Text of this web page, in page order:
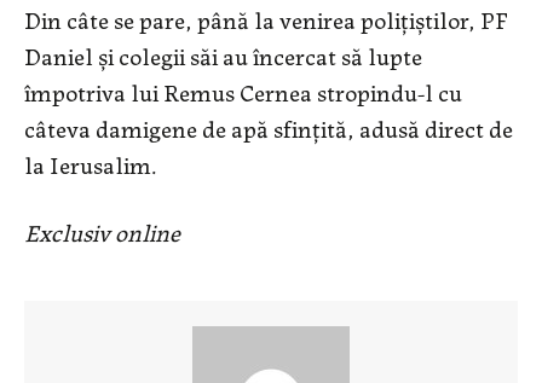
Din câte se pare, până la venirea polițiștilor, PF
Daniel și colegii săi au încercat să lupte
împotriva lui Remus Cernea stropindu-l cu
câteva damigene de apă sfințită, adusă direct de
la Ierusalim.
Exclusiv online